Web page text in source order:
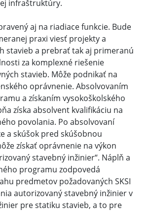
infraštruktúry.
aj na riadiace funkcie. Bude
praxi viesť projekty a
stavieb a prebrať tak aj primeranú
za komplexné riešenie
stavieb. Môže podnikať na
oprávnenie. Absolvovaním
a získaním vysokoškolského
získa absolvent kvalifikáciu na
povolania. Po absolvovaní
a skúšok pred skúšobnou
získať oprávnenie na výkon
stavebný inžinier“. Náplň a
programu zodpovedá
predmetov požadovaných SKSI
autorizovaný stavebný inžinier v
pre statiku stavieb, a to pre